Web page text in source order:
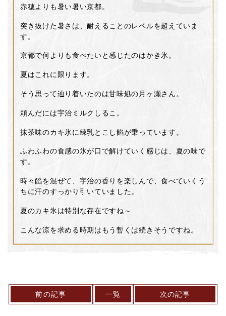
赤穂よりも暑い暑い京都。
突き抜けた暑さは、耐えることのレベルを超えていま
す。
京都で何よりも食べたいと感じたのはかき氷。
夏はこれに限ります。
そう思って辿り着いたのは甘味処の月ヶ瀬さん。
頼んだには宇治ミルクしるこ。
抹茶味のカキ氷に練乳とこし餡が乗っています。
ふわふわの食感の氷が口で解けていく感じは、夏の味で
す。
時々餡を混ぜて、宇治の香りを楽しんで、食べていくう
ちに汗のすっかり引いていました。
夏のカキ氷は特別な存在ですね～
こんな涼を求める時期はもう暫くは続きそうですね。
前の記事 一覧 次の記事